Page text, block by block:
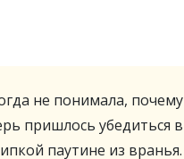
не понимала,
пришлось убедиться
паутине из